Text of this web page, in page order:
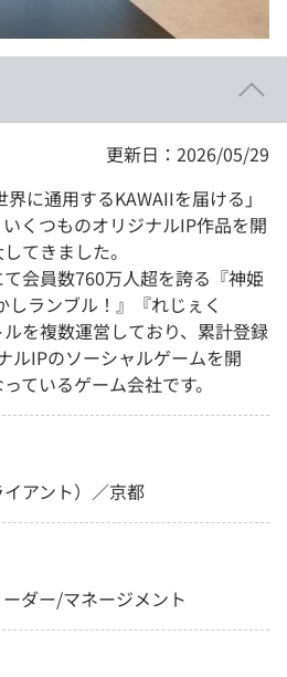
更新日：2026/05/29
に通用するKAWAIIを届ける」
くつものオリジナルIP作品を開
てきました。
会員数760万人超を誇る『神姫
しランブル！』『れじぇく
を複数運営しており、累計登録
ルIPのソーシャルゲームを開
ているゲーム会社です。
アント）／京都
ダー/マネージメント